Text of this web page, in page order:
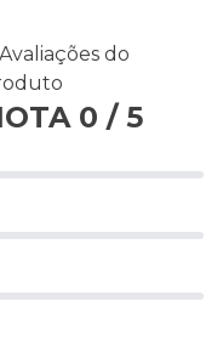
do
0 / 5